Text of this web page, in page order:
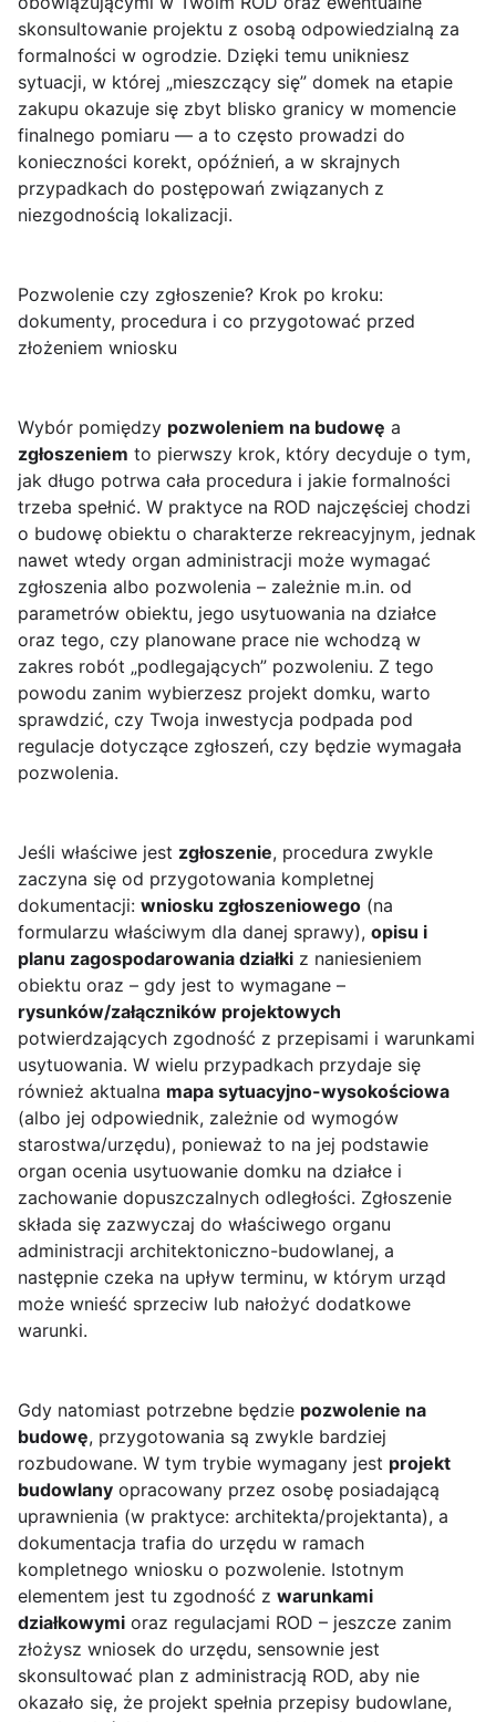
skonsultowanie projektu z osobą odpowiedzialną za
formalności w ogrodzie. Dzięki temu unikniesz
sytuacji, w której „mieszczący się” domek na etapie
zakupu okazuje się zbyt blisko granicy w momencie
finalnego pomiaru — a to często prowadzi do
konieczności korekt, opóźnień, a w skrajnych
przypadkach do postępowań związanych z
niezgodnością lokalizacji.
Pozwolenie czy zgłoszenie? Krok po kroku:
dokumenty, procedura i co przygotować przed
złożeniem wniosku
Wybór pomiędzy pozwoleniem na budowę a
zgłoszeniem to pierwszy krok, który decyduje o tym,
jak długo potrwa cała procedura i jakie formalności
trzeba spełnić. W praktyce na ROD najczęściej chodzi
o budowę obiektu o charakterze rekreacyjnym, jednak
nawet wtedy organ administracji może wymagać
zgłoszenia albo pozwolenia – zależnie m.in. od
parametrów obiektu, jego usytuowania na działce
oraz tego, czy planowane prace nie wchodzą w
zakres robót „podlegających” pozwoleniu. Z tego
powodu zanim wybierzesz projekt domku, warto
sprawdzić, czy Twoja inwestycja podpada pod
regulacje dotyczące zgłoszeń, czy będzie wymagała
pozwolenia.
Jeśli właściwe jest zgłoszenie, procedura zwykle
zaczyna się od przygotowania kompletnej
dokumentacji: wniosku zgłoszeniowego (na
formularzu właściwym dla danej sprawy), opisu i
planu zagospodarowania działki z naniesieniem
obiektu oraz – gdy jest to wymagane –
rysunków/załączników projektowych
potwierdzających zgodność z przepisami i warunkami
usytuowania. W wielu przypadkach przydaje się
również aktualna mapa sytuacyjno-wysokościowa
(albo jej odpowiednik, zależnie od wymogów
starostwa/urzędu), ponieważ to na jej podstawie
organ ocenia usytuowanie domku na działce i
zachowanie dopuszczalnych odległości. Zgłoszenie
składa się zazwyczaj do właściwego organu
administracji architektoniczno-budowlanej, a
następnie czeka na upływ terminu, w którym urząd
może wnieść sprzeciw lub nałożyć dodatkowe
warunki.
Gdy natomiast potrzebne będzie pozwolenie na
budowę, przygotowania są zwykle bardziej
rozbudowane. W tym trybie wymagany jest projekt
budowlany opracowany przez osobę posiadającą
uprawnienia (w praktyce: architekta/projektanta), a
dokumentacja trafia do urzędu w ramach
kompletnego wniosku o pozwolenie. Istotnym
elementem jest tu zgodność z warunkami
działkowymi oraz regulacjami ROD – jeszcze zanim
złożysz wniosek do urzędu, sensownie jest
skonsultować plan z administracją ROD, aby nie
okazało się, że projekt spełnia przepisy budowlane,